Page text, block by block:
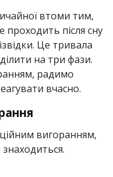
втоми тим,
після сну
Це тривала
на три фази.
радимо
вчасно.
вигоранням,
знаходиться.